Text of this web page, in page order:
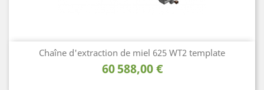
Chaîne d'extraction de miel 625 WT2 template
Prix
60 588,00 €